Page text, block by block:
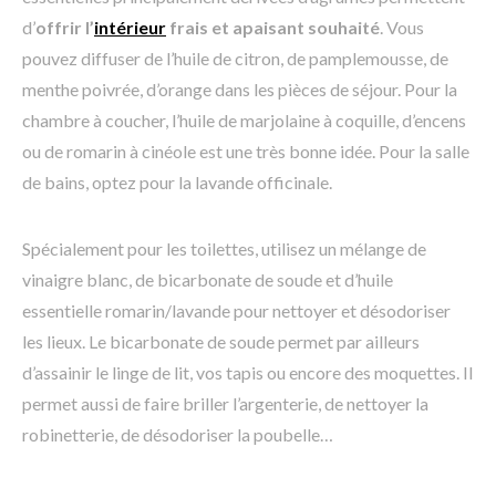
d’offrir l’intérieur frais et apaisant souhaité . Vous
pouvez diffuser de l’huile de citron, de pamplemousse, de
menthe poivrée, d’orange dans les pièces de séjour. Pour la
chambre à coucher, l’huile de marjolaine à coquille, d’encens
ou de romarin à cinéole est une très bonne idée. Pour la salle
de bains, optez pour la lavande officinale.
Spécialement pour les toilettes, utilisez un mélange de
vinaigre blanc, de bicarbonate de soude et d’huile
essentielle romarin/lavande pour nettoyer et désodoriser
les lieux. Le bicarbonate de soude permet par ailleurs
d’assainir le linge de lit, vos tapis ou encore des moquettes. Il
permet aussi de faire briller l’argenterie, de nettoyer la
robinetterie, de désodoriser la poubelle…